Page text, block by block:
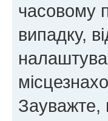
часовому
випадку,
Зауважте,